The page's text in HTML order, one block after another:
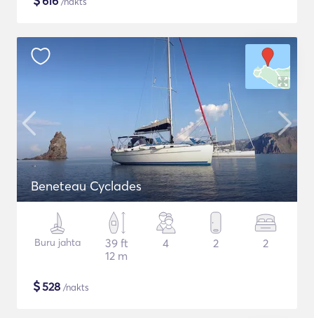
Beneteau Cyclades
Buru jahta
39 ft
12 m
4 2 2
$528 /nakts